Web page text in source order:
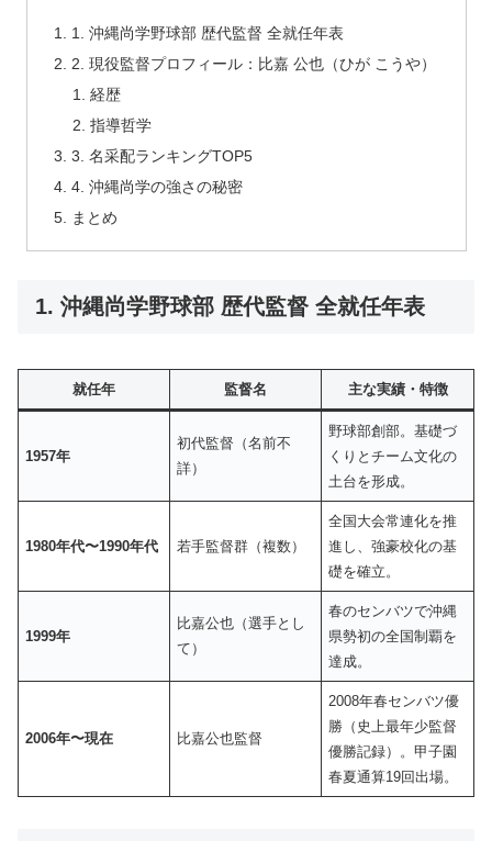
1. 沖縄尚学野球部 歴代監督 全就任年表
2. 現役監督プロフィール：比嘉 公也（ひが こうや）
経歴
指導哲学
3. 名采配ランキングTOP5
4. 沖縄尚学の強さの秘密
まとめ
1. 沖縄尚学野球部 歴代監督 全就任年表
就任年 監督名 主な実績・特徴
1957年
初代監督（名前不
詳）
野球部創部。基礎づ
くりとチーム文化の
土台を形成。
1980年代〜1990年代 若手監督群（複数）
全国大会常連化を推
進し、強豪校化の基
礎を確立。
1999年
比嘉公也（選手とし
て）
春のセンバツで沖縄
県勢初の全国制覇を
達成。
2006年〜現在 比嘉公也監督
2008年春センバツ優
勝（史上最年少監督
優勝記録）。甲子園
春夏通算19回出場。